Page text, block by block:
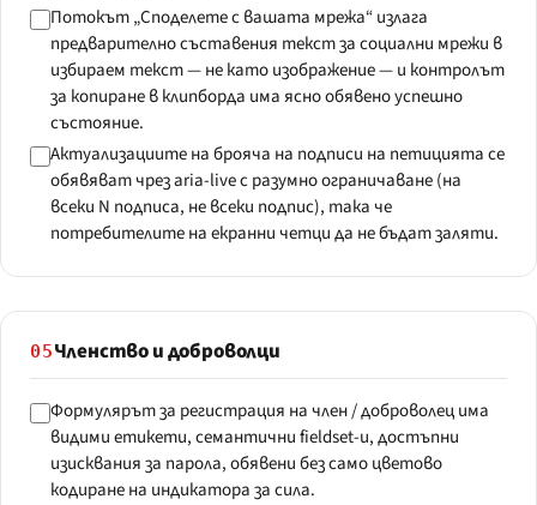
Потокът „Споделете с вашата мрежа“ излага
предварително съставения текст за социални мрежи в
избираем текст — не като изображение — и контролът
за копиране в клипборда има ясно обявено успешно
състояние.
Актуализациите на брояча на подписи на петицията се
обявяват чрез aria-live с разумно ограничаване (на
всеки N подписа, не всеки подпис), така че
потребителите на екранни четци да не бъдат заляти.
05Членство и доброволци
Формулярът за регистрация на член / доброволец има
видими етикети, семантични fieldset-и, достъпни
изисквания за парола, обявени без само цветово
кодиране на индикатора за сила.